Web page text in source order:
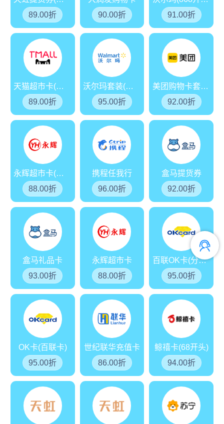
89.00折
90.00折
91.00折
天猫超市卡(享淘卡)
89.00折
沃尔玛套装(分期乐)
95.00折
美团购物卡套装(分期乐)
92.00折
永辉超市卡(分期乐)
88.00折
携程任我行
96.00折
盒马提货券
92.00折
盒马礼品卡
93.00折
永辉超市卡
88.00折
百联OK卡(分期乐)
95.00折
OK卡(百联卡)
95.00折
世纪联华充值卡
86.00折
鲸禧卡(68开头)
94.00折